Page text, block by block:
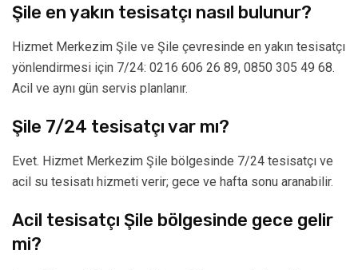
Şile en yakın tesisatçı nasıl bulunur?
Hizmet Merkezim Şile ve Şile çevresinde en yakın tesisatçı
yönlendirmesi için 7/24: 0216 606 26 89, 0850 305 49 68.
Acil ve aynı gün servis planlanır.
Şile 7/24 tesisatçı var mı?
Evet. Hizmet Merkezim Şile bölgesinde 7/24 tesisatçı ve
acil su tesisatı hizmeti verir; gece ve hafta sonu aranabilir.
Acil tesisatçı Şile bölgesinde gece gelir
mi?